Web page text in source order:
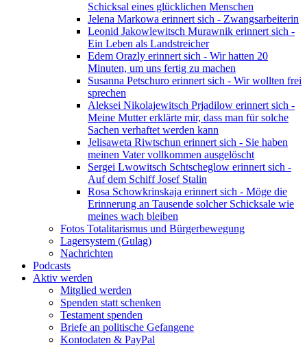
Schicksal eines glücklichen Menschen
Jelena Markowa erinnert sich - Zwangsarbeiterin
Leonid Jakowlewitsch Murawnik erinnert sich -
Ein Leben als Landstreicher
Edem Orazly erinnert sich - Wir hatten 20
Minuten, um uns fertig zu machen
Susanna Petschuro erinnert sich - Wir wollten frei
sprechen
Aleksei Nikolajewitsch Prjadilow erinnert sich -
Meine Mutter erklärte mir, dass man für solche
Sachen verhaftet werden kann
Jelisaweta Riwtschun erinnert sich - Sie haben
meinen Vater vollkommen ausgelöscht
Sergei Lwowitsch Schtscheglow erinnert sich -
Auf dem Schiff Josef Stalin
Rosa Schowkrinskaja erinnert sich - Möge die
Erinnerung an Tausende solcher Schicksale wie
meines wach bleiben
Fotos Totalitarismus und Bürgerbewegung
Lagersystem (Gulag)
Nachrichten
Podcasts
Aktiv werden
Mitglied werden
Spenden statt schenken
Testament spenden
Briefe an politische Gefangene
Kontodaten & PayPal